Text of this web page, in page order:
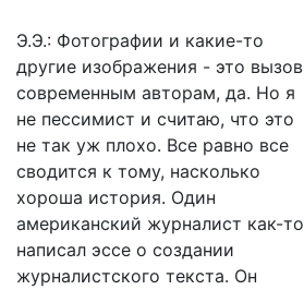
Э.Э.: Фотографии и какие-то
другие изображения - это вызов
современным авторам, да. Но я
не пессимист и считаю, что это
не так уж плохо. Все равно все
сводится к тому, насколько
хороша история. Один
американский журналист как-то
написал эссе о создании
журналистского текста. Он